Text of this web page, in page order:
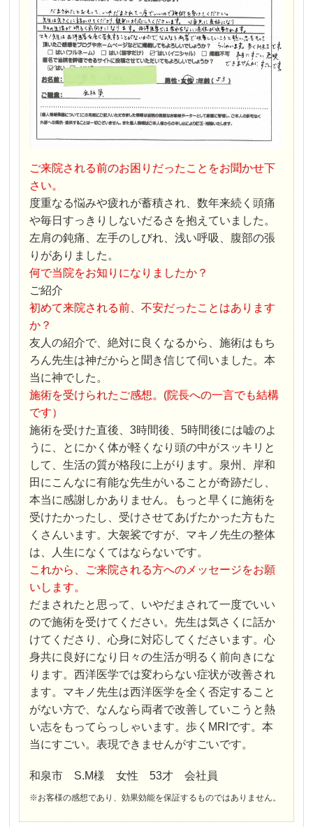
ご来院される前のお困りだったことをお聞かせ下
さい。
度重なる悩みや疲れが蓄積され、数年来続く頭痛
や毎日すっきりしないだるさを抱えていました。
左肩の鈍痛、左手のしびれ、浅い呼吸、腹部の張
りがありました。
何で当院をお知りになりましたか？
ご紹介
初めて来院される前、不安だったことはあります
か？
友人の紹介で、絶対に良くなるから、施術はもち
ろん先生は神だからと聞き信じて伺いました。本
当に神でした。
施術を受けられたご感想。(院長への一言でも結構
です）
施術を受けた直後、3時間後、5時間後には嘘のよ
うに、とにかく体が軽くなり頭の中がスッキリと
して、生活の質が格段に上がります。泉州、岸和
田にこんなに有能な先生がいることが奇跡だし、
本当に感謝しかありません。もっと早くに施術を
受けたかったし、受けさせてあげたかった方もた
くさんいます。大袈裟ですが、マキノ先生の整体
は、人生になくてはならないです。
これから、ご来院される方へのメッセージをお願
いします。
だまされたと思って、いやだまされて一度でいい
ので施術を受けてください。先生は気さくに話か
けてくださり、心身に対応してくださいます。心
身共に良好になり日々の生活が明るく前向きにな
ります。西洋医学では変わらない症状が改善され
ます。マキノ先生は西洋医学を全く否定すること
がない方で、なんなら両者で改善していこうと熱
い志をもってらっしゃいます。歩くMRIです。本
当にすごい。表現できませんがすごいです。
和泉市 S.M様 女性 53才 会社員
※お客様の感想であり、効果効能を保証するものではありません。